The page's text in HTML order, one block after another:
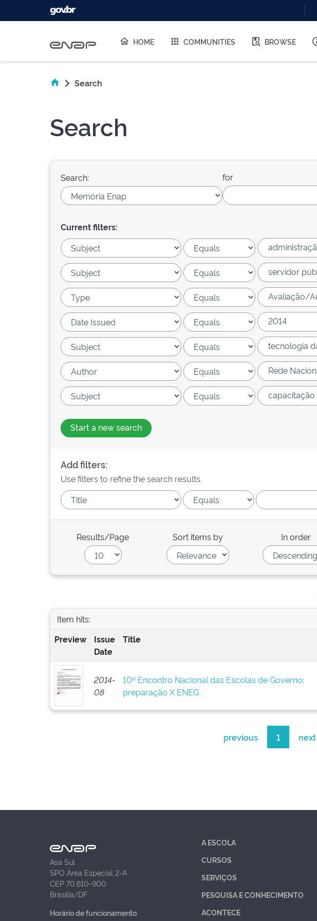
HOME COMMUNITIES BROWSE
Search
Search
Search: for
Current filters:
Start a new search
Add filters:
Use filters to refine the search results.
Results/Page Sort items by In order
Item hits:
Preview
Issue
Date
Title
2014-
08
10º Encontro Nacional das Escolas de Governo:
preparação X ENEG
previous 1 next
Asa Sul
SPO Área Especial 2-A
CEP 70.610-900
Brasília/DF
Horário de funcionamento
A ESCOLA
CURSOS
SERVIÇOS
PESQUISA E CONHECIMENTO
ACONTECE